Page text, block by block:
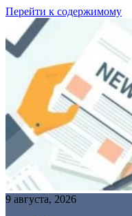
Перейти к содержимому
9 августа, 2026